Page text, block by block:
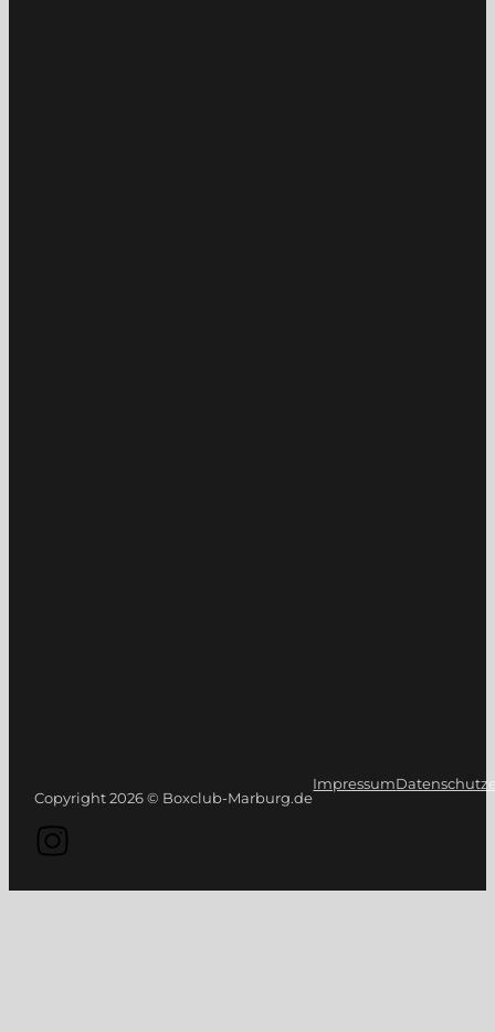
Copyright 2026 © Boxclub-Marburg.de
Impressum
Folge uns auf Instagram